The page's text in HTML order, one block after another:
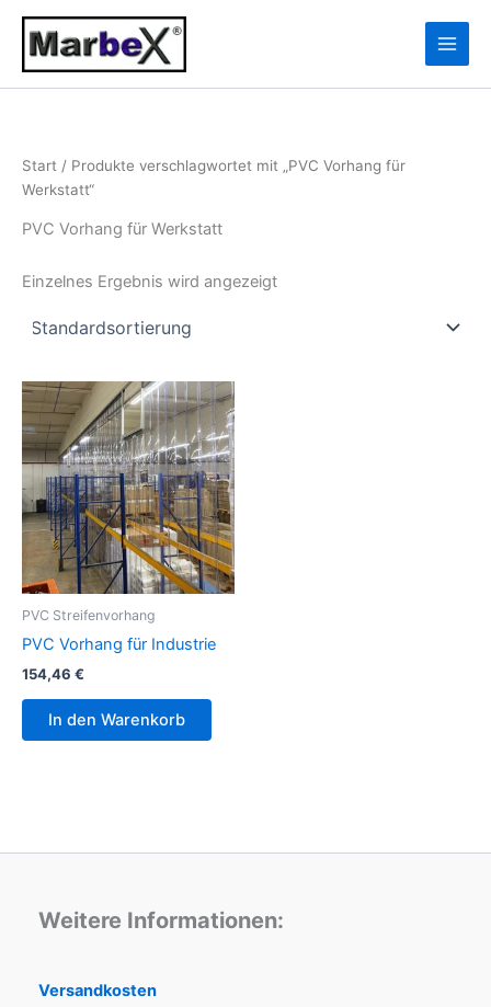
Zum
Inhalt
springen
Start / Produkte verschlagwortet mit „PVC Vorhang für
Werkstatt“
PVC Vorhang für Werkstatt
Einzelnes Ergebnis wird angezeigt
PVC Streifenvorhang
PVC Vorhang für Industrie
154,46 €
In den Warenkorb
Weitere Informationen:
Versandkosten